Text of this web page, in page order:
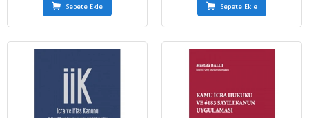
Sepete Ekle Sepete Ekle